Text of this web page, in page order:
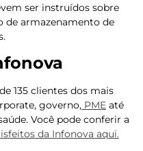
ser instruídos sobre
de armazenamento de
135 clientes dos mais
governo, PME até
Você pode conferir a
da Infonova aqui.